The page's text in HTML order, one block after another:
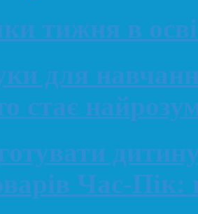
тижня в
для
стає
Час-Пік: